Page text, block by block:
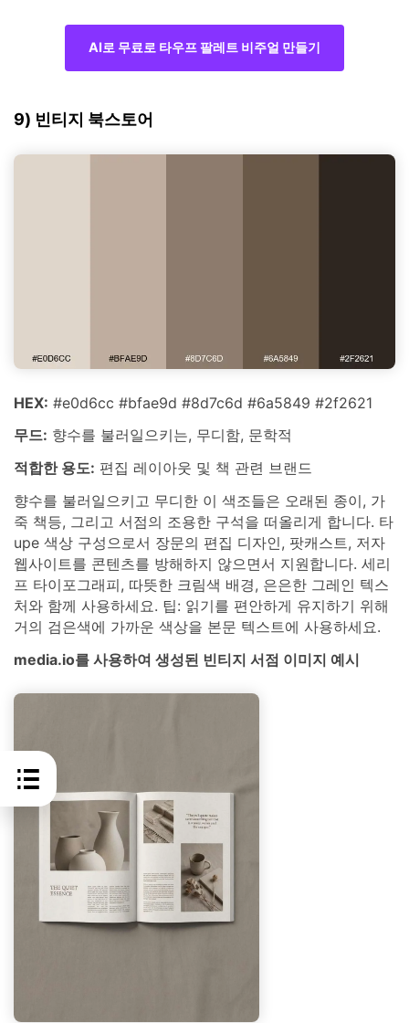
AI로 무료로 타우프 팔레트 비주얼 만들기
9) 빈티지 북스토어
HEX: #e0d6cc #bfae9d #8d7c6d #6a5849 #2f2621
무드: 향수를 불러일으키는, 무디함, 문학적
적합한 용도: 편집 레이아웃 및 책 관련 브랜드
향수를 불러일으키고 무디한 이 색조들은 오래된 종이, 가
죽 책등, 그리고 서점의 조용한 구석을 떠올리게 합니다. 타
upe 색상 구성으로서 장문의 편집 디자인, 팟캐스트, 저자
웹사이트를 콘텐츠를 방해하지 않으면서 지원합니다. 세리
프 타이포그래피, 따뜻한 크림색 배경, 은은한 그레인 텍스
처와 함께 사용하세요. 팁: 읽기를 편안하게 유지하기 위해
거의 검은색에 가까운 색상을 본문 텍스트에 사용하세요.
media.io를 사용하여 생성된 빈티지 서점 이미지 예시